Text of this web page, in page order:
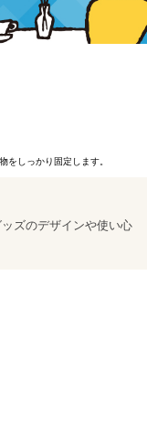
しっかり固定します。
ズのデザインや使い心